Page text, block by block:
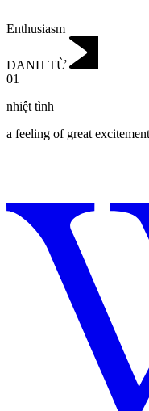
Enthusiasm
DANH TỪ
01
nhiệt tình
a feeling of great